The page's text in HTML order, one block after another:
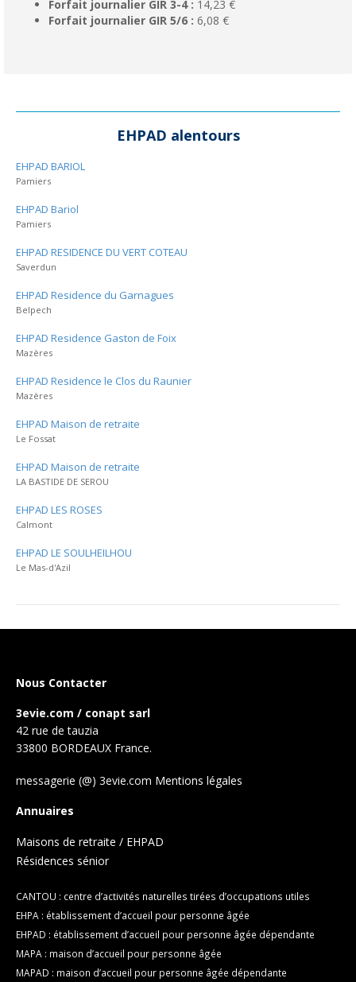
Forfait journalier GIR 3-4 : 14,23 €
Forfait journalier GIR 5/6 : 6,08 €
EHPAD alentours
EHPAD BARIOL
Pamiers
EHPAD Bariol
Pamiers
EHPAD RESIDENCE DU VERT COTEAU
Saverdun
EHPAD Residence du Garnagues
Belpech
EHPAD Residence Gaston de Foix
Mazères
EHPAD Residence le Clos du Raunier
Mazères
EHPAD Maison de retraite
Le Fossat
EHPAD Maison de retraite
LA BASTIDE DE SEROU
EHPAD LES ROSES
Calmont
EHPAD LE SOULHEILHOU
Le Mas-d'Azil
Nous Contacter
3evie.com / conapt sarl
42 rue de tauzia
33800 BORDEAUX France.
messagerie (@) 3evie.com Mentions légales
Annuaires
Maisons de retraite / EHPAD
Résidences sénior
CANTOU : centre d’activités naturelles tirées d’occupations utiles
EHPA : établissement d’accueil pour personne âgée
EHPAD : établissement d’accueil pour personne âgée dépendante
MAPA : maison d’accueil pour personne âgée
MAPAD : maison d’accueil pour personne âgée dépendante